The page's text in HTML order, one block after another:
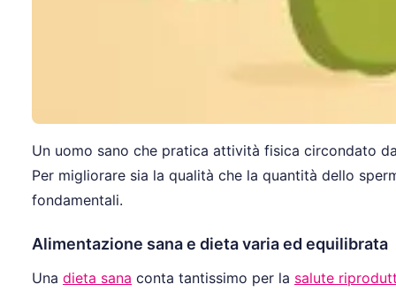
Un uomo sano che pratica attività fisica circondato
Per migliorare sia la qualità che la quantità dello
fondamentali.
Alimentazione sana e dieta varia ed equilibrata
Una dieta sana conta tantissimo per la salute